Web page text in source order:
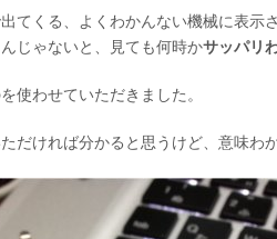
てくる、よくわかんない機械に表示
じゃないと、見ても何時かサッパリ
使わせていただきました。
だければ分かると思うけど、意味わ